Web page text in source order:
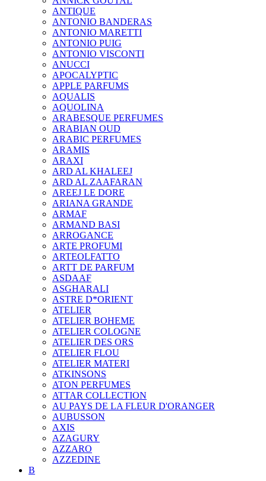
ANTIQUE
ANTONIO BANDERAS
ANTONIO MARETTI
ANTONIO PUIG
ANTONIO VISCONTI
ANUCCI
APOCALYPTIC
APPLE PARFUMS
AQUALIS
AQUOLINA
ARABESQUE PERFUMES
ARABIAN OUD
ARABIC PERFUMES
ARAMIS
ARAXI
ARD AL KHALEEJ
ARD AL ZAAFARAN
AREEJ LE DORE
ARIANA GRANDE
ARMAF
ARMAND BASI
ARROGANCE
ARTE PROFUMI
ARTEOLFATTO
ARTT DE PARFUM
ASDAAF
ASGHARALI
ASTRE D*ORIENT
ATELIER
ATELIER BOHEME
ATELIER COLOGNE
ATELIER DES ORS
ATELIER FLOU
ATELIER MATERI
ATKINSONS
ATON PERFUMES
ATTAR COLLECTION
AU PAYS DE LA FLEUR D'ORANGER
AUBUSSON
AXIS
AZAGURY
AZZARO
AZZEDINE
B